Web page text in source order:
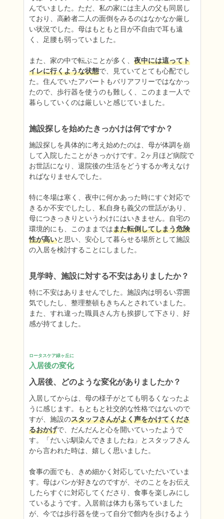
んでいました。ただ、私の家には主人の父も同居し
ており、高齢者二人の面倒をみるのはなかなか厳し
い状況でした。母はもともと目が不自由で耳も遠
く、足腰も弱っていました。
また、家の中で転ぶことが多く、 夜中には這ってト
イレに行くような状態で、見ていてとても心配でし
た。住んでいたアパートもバリアフリーではなかっ
たので、歩行器を使うのも難しく、このまま一人で
暮らしていくのは厳しいと感じていました。
施設探しを始めたきっかけは何ですか？
施設探しを具体的に考え始めたのは、母が体調を崩
して入院したことがきっかけです。2ヶ月ほど病院で
お世話になり、退院後の生活をどうするか考えなけ
ればなりませんでした。
特に冬場は寒く、夜中に何かあった時にすぐ対応で
きるか不安でしたし、私自身も義父の世話があり、
母につきっきりというわけにはいきません。自宅の
環境的にも、このままではまた転倒してしまう危険
性が高いと思い、安心して暮らせる場所として施設
の入居を検討することにしました。
見学時、施設に対する不安はありましたか？
特に不安はありませんでした。施設内は明るい雰囲
気でしたし、整理整頓もきちんとされていました。
また、すれ違った職員さん方も挨拶して下さり、好
感が持てました。
ロータスケア緑ヶ丘に
入居後の変化
入居後、どのような変化がありましたか？
入居してからは、母の様子がとても明るくなったよ
うに感じます。もともと社交的な性格ではないので
すが、施設のスタッフさんがよく声をかけてくださ
るおかげで、だんだんと心を開いていったようで
す。「だいぶ馴染んできましたね」とスタッフさん
から言われた時は、嬉しく思いました。
食事の面でも、きめ細かく対応していただいていま
す。母はパンが好きなのですが、そのことをお伝え
したらすぐに対応してくださり、食事を楽しみにし
ているようです。入居前は体力も落ちていました
が、今では歩行器を使って自分で館内を歩けるよう